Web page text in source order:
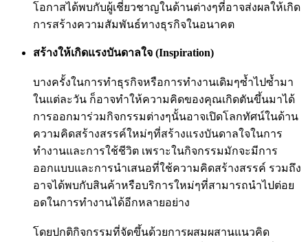
โอกาสได้พบกับผู้เชี่ยวชาญในด้านต่างๆที่อาจส่งผลให้เกิด
การสร้างความสัมพันธ์ทางธุรกิจในอนาคต
สร้างให้เกิดแรงบันดาลใจ (Inspiration)
บางครั้งในการทำธุรกิจหรือการทำงานเดิมๆซ้ำไปซ้ำมา
ในแต่ละวัน ก็อาจทำให้ความคิดของคุณเกิดตันขึ้นมาได้
การออกมาร่วมกิจกรรมต่างๆนั้นอาจเปิดโลกทัศน์ในด้าน
ความคิดสร้างสรรค์ใหม่ๆที่สร้างแรงบันดาลใจในการ
ทำงานและการใช้ชีวิต เพราะในกิจกรรมมักจะมีการ
ออกแบบและการนำเสนอที่ใช้ความคิดสร้างสรรค์ รวมถึง
อาจได้พบกับสินค้าหรือบริการใหม่ๆที่สามารถนำไปต่อย
อดในการทำงานได้อีกหลายอย่าง
โดยปกติกิจกรรมที่จัดขึ้นด้วยการผสมผสานแนวคิด